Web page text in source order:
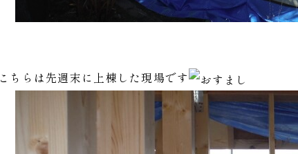
こちらは先週末に上棟した現場です